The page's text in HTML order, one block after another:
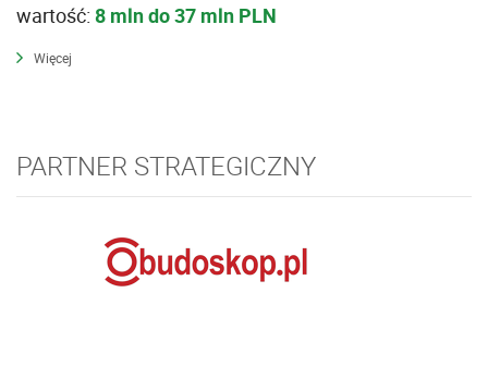
wartość: 8 mln do 37 mln PLN
Więcej
PARTNER STRATEGICZNY